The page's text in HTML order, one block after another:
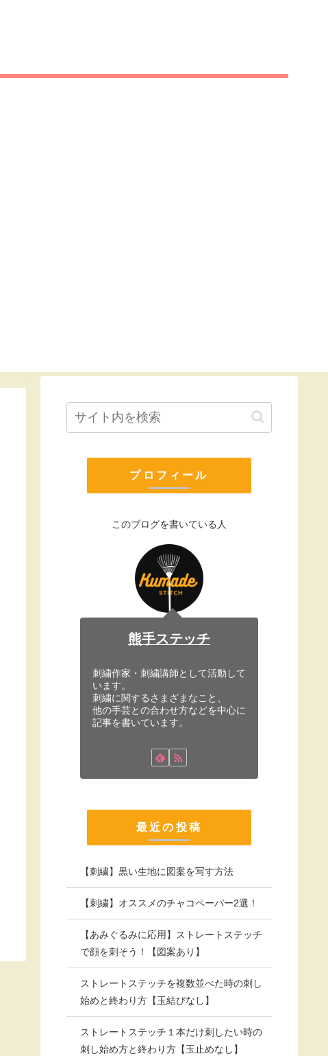
プロフィール
このブログを書いている人
熊手ステッチ
刺繍作家・刺繍講師として活動して
います。
刺繍に関するさまざまなこと、
他の手芸との合わせ方などを中心に
記事を書いています。
最近の投稿
【刺繍】黒い生地に図案を写す方法
【刺繍】オススメのチャコペーパー2選！
【あみぐるみに応用】ストレートステッチ
で顔を刺そう！【図案あり】
ストレートステッチを複数並べた時の刺し
始めと終わり方【玉結びなし】
ストレートステッチ１本だけ刺したい時の
刺し始め方と終わり方【玉止めなし】